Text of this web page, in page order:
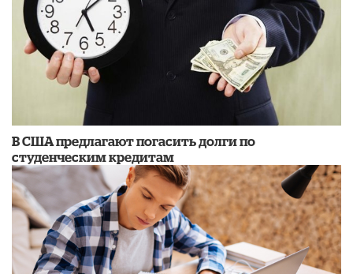
В США предлагают погасить долги по
студенческим кредитам